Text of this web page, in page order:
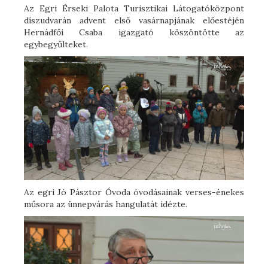
Az Egri Érseki Palota Turisztikai Látogatóközpont
díszudvarán advent első vasárnapjának előestéjén
Hernádfői Csaba igazgató köszöntötte az
egybegyűlteket.
Az egri Jó Pásztor Óvoda óvodásainak verses-énekes
műsora az ünnepvárás hangulatát idézte.